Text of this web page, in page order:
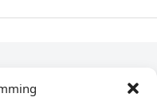
in je e-mail?